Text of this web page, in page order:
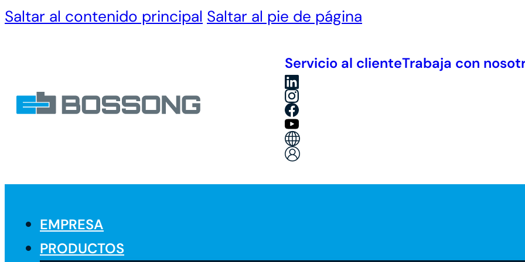
Saltar al contenido principal Saltar al pie de página
Servicio al clienteTrabaja con
EMPRESA
PRODUCTOS